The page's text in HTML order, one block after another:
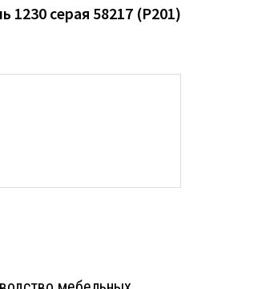
запись:
1230 серая 58217 (P201)